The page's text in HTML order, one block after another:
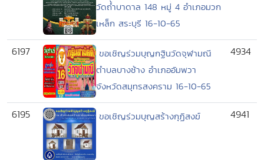
วัดถ้ำบาดาล 148 หมู่ 4 อำเภอมวก
เหล็ก สระบุรี 16-10-65
6197
ขอเชิญร่วมบุญกฐินวัดจุฬามณี
ตำบลบางช้าง อำเภออัมพวา
จังหวัดสมุทรสงคราม 16-10-65
4934
6195 ขอเชิญร่วมบุญสร้างกุฏิสงฆ์ 4941